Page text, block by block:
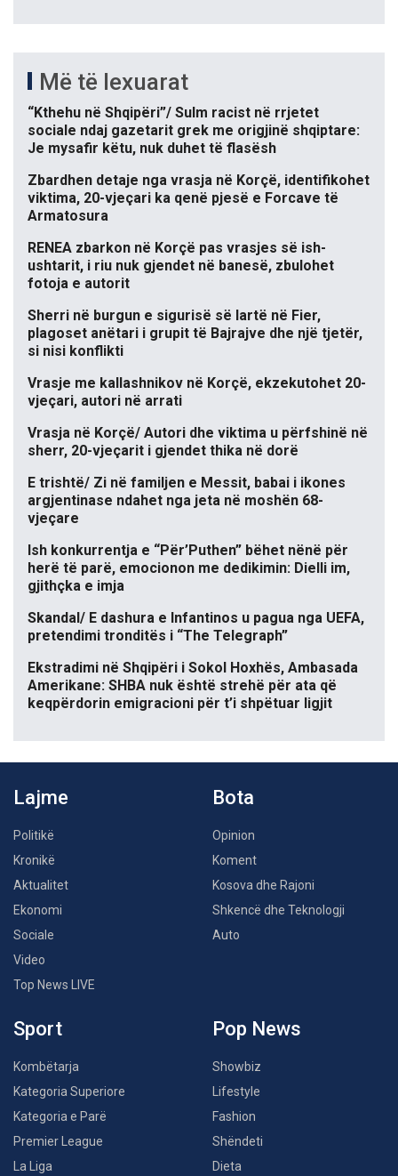
Më të lexuarat
“Kthehu në Shqipëri”/ Sulm racist në rrjetet
sociale ndaj gazetarit grek me origjinë shqiptare:
Je mysafir këtu, nuk duhet të flasësh
Zbardhen detaje nga vrasja në Korçë, identifikohet
viktima, 20-vjeçari ka qenë pjesë e Forcave të
Armatosura
RENEA zbarkon në Korçë pas vrasjes së ish-
ushtarit, i riu nuk gjendet në banesë, zbulohet
fotoja e autorit
Sherri në burgun e sigurisë së lartë në Fier,
plagoset anëtari i grupit të Bajrajve dhe një tjetër,
si nisi konflikti
Vrasje me kallashnikov në Korçë, ekzekutohet 20-
vjeçari, autori në arrati
Vrasja në Korçë/ Autori dhe viktima u përfshinë në
sherr, 20-vjeçarit i gjendet thika në dorë
E trishtë/ Zi në familjen e Messit, babai i ikones
argjentinase ndahet nga jeta në moshën 68-
vjeçare
Ish konkurrentja e “Për’Puthen” bëhet nënë për
herë të parë, emocionon me dedikimin: Dielli im,
gjithçka e imja
Skandal/ E dashura e Infantinos u pagua nga UEFA,
pretendimi tronditës i “The Telegraph”
Ekstradimi në Shqipëri i Sokol Hoxhës, Ambasada
Amerikane: SHBA nuk është strehë për ata që
keqpërdorin emigracioni për t’i shpëtuar ligjit
Lajme
Politikë
Kronikë
Aktualitet
Ekonomi
Sociale
Video
Top News LIVE
Bota
Opinion
Koment
Kosova dhe Rajoni
Shkencë dhe Teknologji
Auto
Sport
Kombëtarja
Kategoria Superiore
Kategoria e Parë
Premier League
La Liga
Pop News
Showbiz
Lifestyle
Fashion
Shëndeti
Dieta